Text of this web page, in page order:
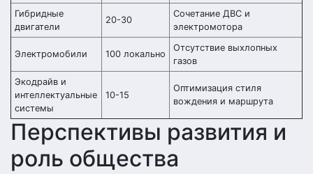
Гибридные
двигатели
20-30
Сочетание ДВС и
электромотора
Электромобили 100 локально
Отсутствие выхлопных
газов
Экодрайв и
интеллектуальные
системы
10-15
Оптимизация стиля
вождения и маршрута
Перспективы развития и
роль общества